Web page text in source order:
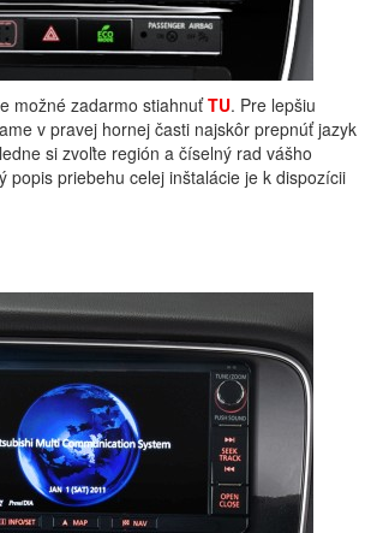
možné zadarmo stiahnuťTU. Pre lepšiu
v pravej hornej časti najskôr prepnúť jazyk
si zvoľte región a číselný rad vášho
popis priebehu celej inštalácie je k dispozícii